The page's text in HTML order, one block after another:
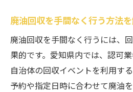
廃油回収を手間なく行う方法
廃油回収を手間なく行うには、
果的です。愛知県内では、認可
自治体の回収イベントを利用す
予約や指定日時に合わせて廃油